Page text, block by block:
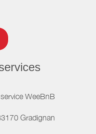
WeeBnB
Gradignan